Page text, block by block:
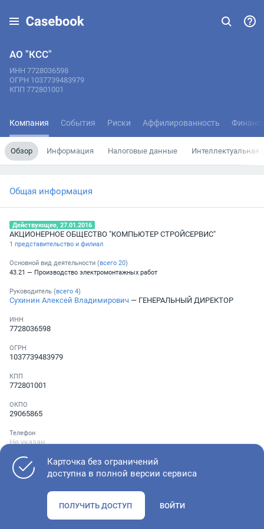
АО "КСС"
ИНН 7728036598
ОГРН 1037739483979
КПП 772801001
Компания События Риски Аффилированность
Обзор Информация Налоговые данные Интеллектуальная
Общая информация
Действующее, 27.01.2016
АКЦИОНЕРНОЕ ОБЩЕСТВО "КОМПЬЮТЕР СТРОЙСЕРВИС"
1 представительство и филиал
Основной вид деятельности (всего 20)
43.21 — Производство электромонтажных работ
Руководитель (всего 4)
Сухинин Алексей Владимирович — ГЕНЕРАЛЬНЫЙ ДИРЕКТОР
ИНН
7728036598
ОГРН
1037739483979
КПП
772801001
ОКПО
29065865
Телефон
Не указан
Проверьте учредительные документы, адрес регистрации и
Карточка без ограничений
доступна в полной версии сервиса
ПОЛУЧИТЬ ДОСТУП ВОЙТИ